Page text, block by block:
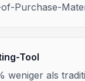
Purchase-
Tool
weniger als